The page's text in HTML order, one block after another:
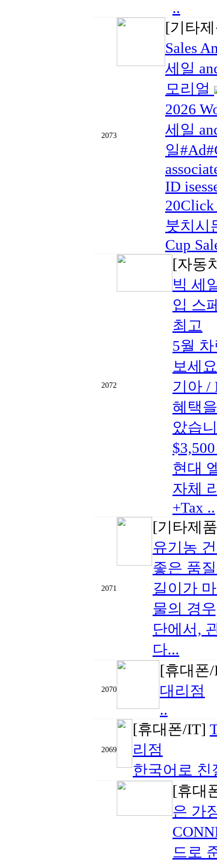
..
2073
[기타
Sales
세일
모리얼
2026
세일
일
ID
20Click
붓치시
Cup
2072
[자동
빅 세
입 스
최고
5월
보세
기아 /
혜택
았습
현대
자체
+Tax ..
2071
[기타제
유기농
좋은 품
길이가
물의 경
단에서,
다...
2070
[휴대
대리점
..
2069
[휴대폰/IT]
리점
한국어로 친
[휴대
은 가
드로